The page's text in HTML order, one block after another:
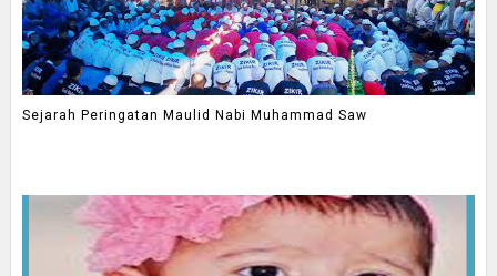
Sejarah Peringatan Maulid Nabi Muhammad Saw